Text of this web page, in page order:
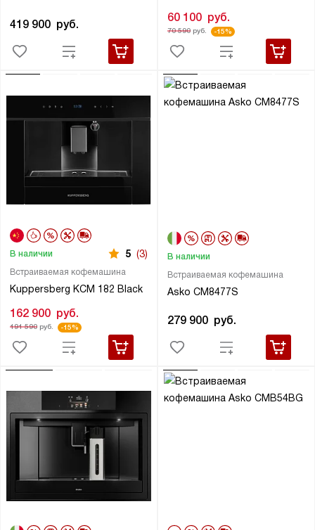
419 900 руб.
60 100 руб.
70 590руб. -15%
Встраиваемая кофемашина
Kuppersberg KCM 182 Black
В наличии 5 (3)
162 900 руб.
191 590руб. -15%
Встраиваемая кофемашина
Asko CM8477S
В наличии
279 900 руб.